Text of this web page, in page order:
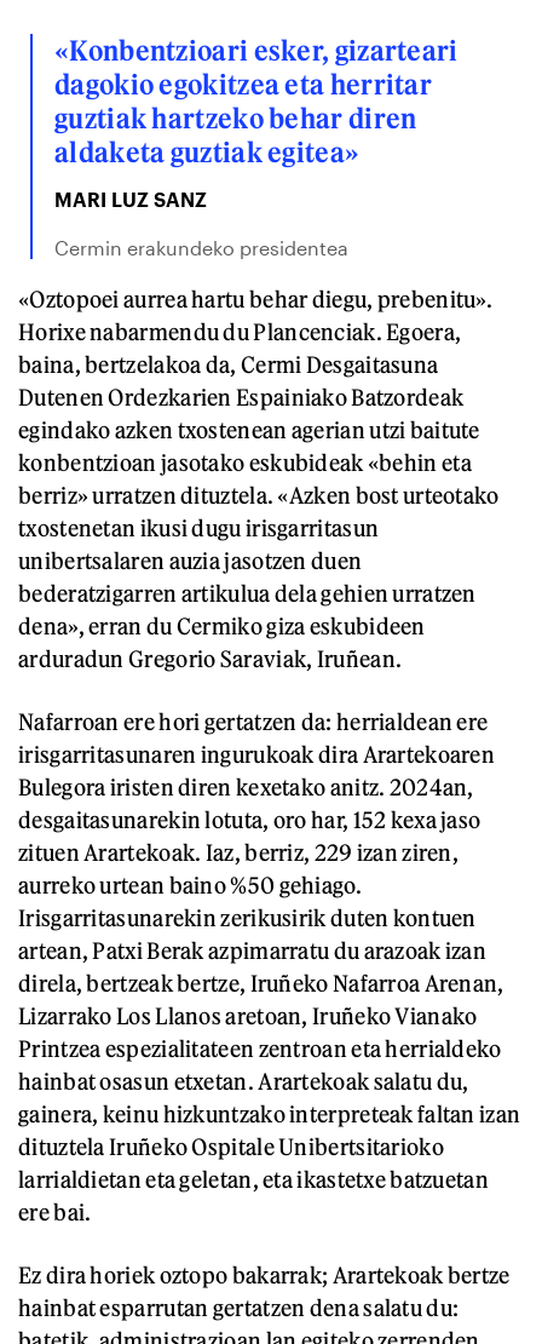
«Konbentzioari esker, gizarteari
dagokio egokitzea eta herritar
guztiak hartzeko behar diren
aldaketa guztiak egitea»
MARI LUZ SANZ
Cermin erakundeko presidentea
«Oztopoei aurrea hartu behar diegu, prebenitu».
Horixe nabarmendu du Plancenciak. Egoera,
baina, bertzelakoa da, Cermi Desgaitasuna
Dutenen Ordezkarien Espainiako Batzordeak
egindako azken txostenean agerian utzi baitute
konbentzioan jasotako eskubideak «behin eta
berriz» urratzen dituztela. «Azken bost urteotako
txostenetan ikusi dugu irisgarritasun
unibertsalaren auzia jasotzen duen
bederatzigarren artikulua dela gehien urratzen
dena», erran du Cermiko giza eskubideen
arduradun Gregorio Saraviak, Iruñean.
Nafarroan ere hori gertatzen da: herrialdean ere
irisgarritasunaren ingurukoak dira Arartekoaren
Bulegora iristen diren kexetako anitz. 2024an,
desgaitasunarekin lotuta, oro har, 152 kexa jaso
zituen Arartekoak. Iaz, berriz, 229 izan ziren,
aurreko urtean baino %50 gehiago.
Irisgarritasunarekin zerikusirik duten kontuen
artean, Patxi Berak azpimarratu du arazoak izan
direla, bertzeak bertze, Iruñeko Nafarroa Arenan,
Lizarrako Los Llanos aretoan, Iruñeko Vianako
Printzea espezialitateen zentroan eta herrialdeko
hainbat osasun etxetan. Arartekoak salatu du,
gainera, keinu hizkuntzako interpreteak faltan izan
dituztela Iruñeko Ospitale Unibertsitarioko
larrialdietan eta geletan, eta ikastetxe batzuetan
ere bai.
Ez dira horiek oztopo bakarrak; Arartekoak bertze
hainbat esparrutan gertatzen dena salatu du: